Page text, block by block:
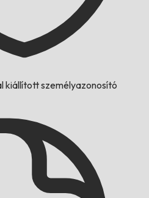
kiállított személyazonosító